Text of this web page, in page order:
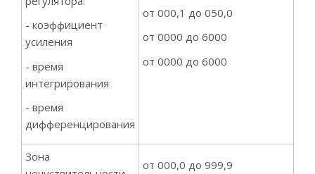
- коэффициент
усиления
- время
интегрирования
- время
дифференцирования
от 000,1 до 050,0
от 0000 до 6000
от 0000 до 6000
Зона
от 000,0 до 999,9